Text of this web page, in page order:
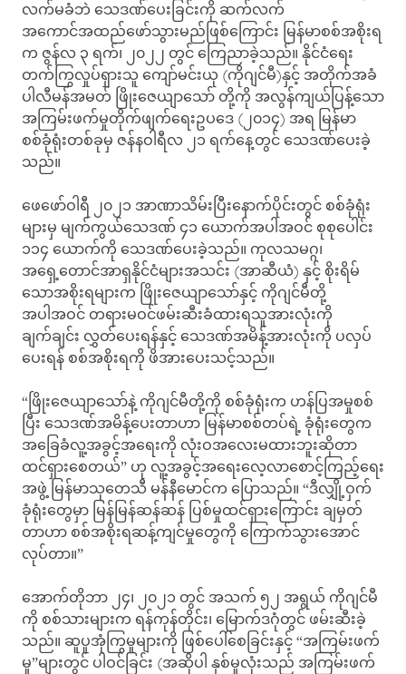
လက်မခံဘဲ သေဒဏ်ပေးခြင်းကို ဆက်လက်
အကောင်အထည်ဖော်သွားမည်ဖြစ်ကြောင်း မြန်မာစစ်အစိုးရ
က ဇွန်လ ၃ ရက်၊ ၂၀၂၂ တွင် ကြေညာခဲ့သည်။ နိုင်ငံရေး
တက်ကြွလှုပ်ရှားသူ ကျော်မင်းယု (ကိုဂျင်မီ)နှင့် အတိုက်အခံ
ပါလီမန်အမတ် ဖြိုးဇေယျာသော် တို့ကို အလွန်ကျယ်ပြန့်သော
အကြမ်းဖက်မှုတိုက်ဖျက်ရေးဥပဒေ (၂၀၁၄) အရ မြန်မာ
စစ်ခုံရုံးတစ်ခုမှ ဇန်နဝါရီလ ၂၁ ရက်နေ့တွင် သေဒဏ်ပေးခဲ့
သည်။
ဖေဖော်ဝါရီ ၂၀၂၁ အာဏာသိမ်းပြီးနောက်ပိုင်းတွင် စစ်ခုံရုံး
များမှ မျက်ကွယ်သေဒဏ် ၄၁ ယောက်အပါအဝင် စုစုပေါင်း
၁၁၄ ယောက်ကို သေဒဏ်ပေးခဲ့သည်။ ကုလသမဂ္ဂ၊
အရှေ့တောင်အာရှနိုင်ငံများအသင်း (အာဆီယံ) နှင့် စိုးရိမ်
သောအစိုးရများက ဖြိုးဇေယျာသော်နှင့် ကိုဂျင်မီတို့
အပါအဝင် တရားမဝင်ဖမ်းဆီးခံထားရသူအားလုံးကို
ချက်ချင်း လွှတ်ပေးရန်နှင့် သေဒဏ်အမိန့်အားလုံးကို ပလှပ်
ပေးရန် စစ်အစိုးရကို ဖိအားပေးသင့်သည်။
“ဖြိုးဇေယျာသော်နဲ့ ကိုဂျင်မီတို့ကို စစ်ခုံရုံးက ဟန်ပြအမှုစစ်
ပြီး သေဒဏ်အမိန့်ပေးတာဟာ မြန်မာစစ်တပ်ရဲ့ ခုံရုံးတွေက
အခြေခံလူ့အခွင့်အရေးကို လုံးဝအလေးမထားဘူးဆိုတာ
ထင်ရှားစေတယ်” ဟု လူ့အခွင့်အရေးလေ့လာစောင့်ကြည့်ရေး
အဖွဲ့ မြန်မာသုတေသီ မန်နီမောင်က ပြောသည်။ “ဒီလျှို့ဝှက်
ခုံရုံးတွေမှာ မြန်မြန်ဆန်ဆန် ပြစ်မှုထင်ရှားကြောင်း ချမှတ်
တာဟာ စစ်အစိုးရဆန့်ကျင်မှုတွေကို ကြောက်သွားအောင်
လုပ်တာ။”
အောက်တိုဘာ ၂၄၊ ၂၀၂၁ တွင် အသက် ၅၂ အရွယ် ကိုဂျင်မီ
ကို စစ်သားများက ရန်ကုန်တိုင်း၊ မြောက်ဒဂုံတွင် ဖမ်းဆီးခဲ့
သည်။ ဆူပူအုံကြွမှုများကို ဖြစ်ပေါ်စေခြင်းနှင့် “အကြမ်းဖက်
မှု”များတွင် ပါဝင်ခြင်း (အဆိုပါ နှစ်မှုလုံးသည် အကြမ်းဖက်